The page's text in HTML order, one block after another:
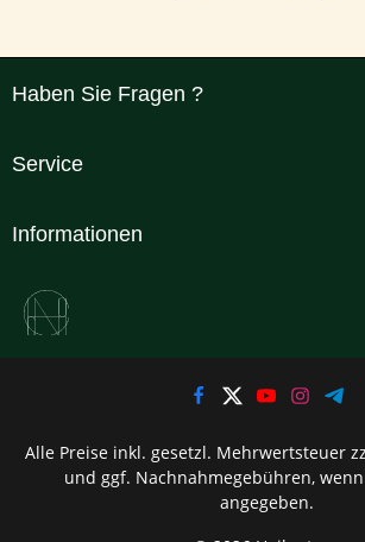
Haben Sie Fragen ?
Service
Informationen
Alle Preise inkl. gesetzl. Mehrwertsteuer
und ggf. Nachnahmegebühren,
angegeben.